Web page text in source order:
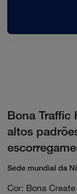
Bona Traffic
altos
Sede mundial da
Cor: Bona